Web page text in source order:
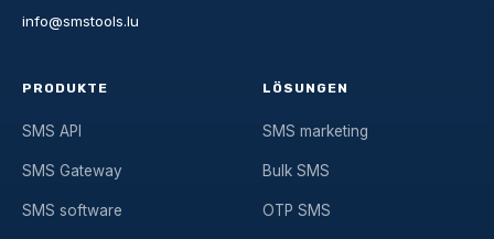
info@smstools.lu
PRODUKTE
SMS API
SMS Gateway
SMS software
LÖSUNGEN
SMS marketing
Bulk SMS
OTP SMS